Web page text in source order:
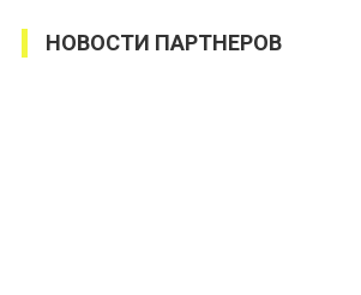
НОВОСТИ ПАРТНЕРОВ